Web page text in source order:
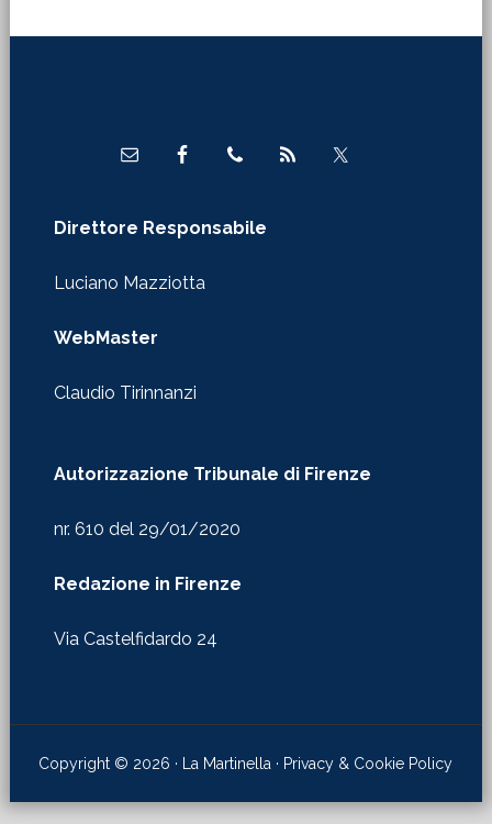
Direttore Responsabile
Luciano Mazziotta
WebMaster
Claudio Tirinnanzi
Autorizzazione Tribunale di Firenze
nr. 610 del 29/01/2020
Redazione in Firenze
Via Castelfidardo 24
Copyright © 2026 · La Martinella · Privacy & Cookie Policy